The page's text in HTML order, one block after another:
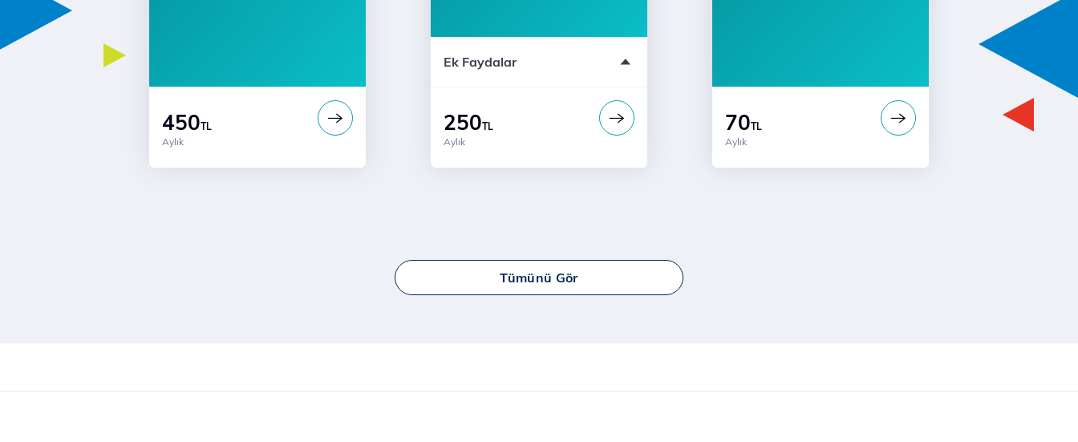
450TL
Aylık
Ek Faydalar
250TL
Aylık
70TL
Aylık
Tümünü Gör